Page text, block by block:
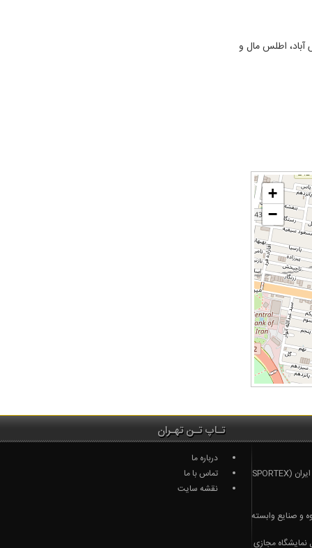
آباد، اطلس مال و
+
−
تـاپ تـن تهـران
درباره ما
تماس با ما
نقشه سایت
نمایشگاه ورزش و تجهیزات ورزشی تهران ایران (SPORTEX
و صنایع وابسته
راهنمای کامل نمایشگاه مجازی